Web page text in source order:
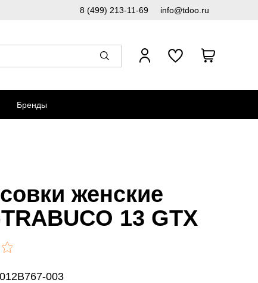
8 (499) 213-11-69 info@tdoo.ru
Бренды
женские
13 GTX
003